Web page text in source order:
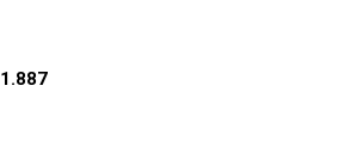
1.887